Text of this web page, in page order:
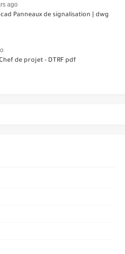
ago
Panneaux de signalisation | dwg
de projet - DTRF pdf